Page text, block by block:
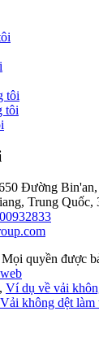
tôi
tôi
Đường
Trung Quốc,
quyền được
, Ví dụ về vải
Vải không dệt làm